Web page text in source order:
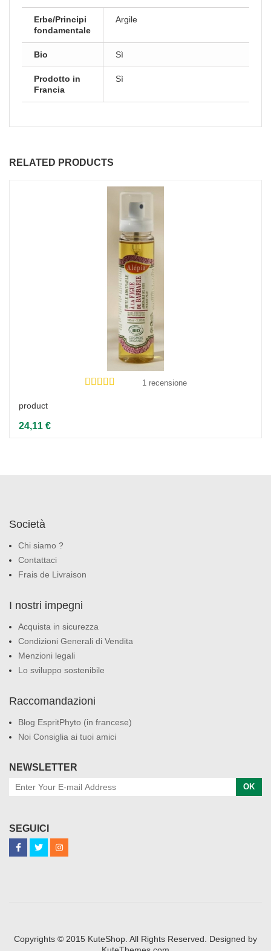
Erbe/Principi
fondamentale
Argile
Bio Sì
Prodotto in
Francia
Sì
RELATED PRODUCTS
1 recensione
product
24,11 €
Società
Chi siamo ?
Contattaci
Frais de Livraison
I nostri impegni
Acquista in sicurezza
Condizioni Generali di Vendita
Menzioni legali
Lo sviluppo sostenibile
Raccomandazioni
Blog EspritPhyto (in francese)
Noi Consiglia ai tuoi amici
NEWSLETTER
OK
SEGUICI
Copyrights © 2015 KuteShop. All Rights Reserved. Designed by